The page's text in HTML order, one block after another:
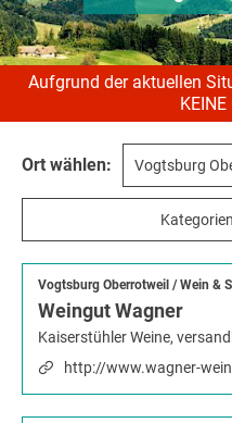
Aufgrund der aktuellen
KEINE
Ort wählen:
Vogtsburg Oberrotweil /Wein &
Weingut Wagner
Kaiserstühler Weine,
http://www.wagner-